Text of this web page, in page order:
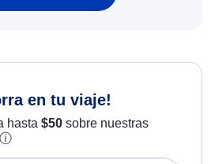
en tu viaje!
hasta $50sobre nuestras
ⓘ